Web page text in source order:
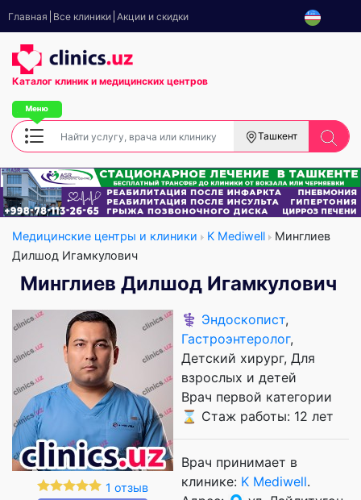
Главная Все клиники Акции и скидки
Каталог клиник и медицинских центров
Ташкент
Медицинские центры и клиники K Mediwell
Минглиев
Дилшод Игамкулович
Минглиев Дилшод Игамкулович
1 отзыв
⚕️ Эндоскопист,
Гастроэнтеролог,
Детский хирург, Для
взрослых и детей
Врач первой категории
⌛ Стаж работы: 12 лет
Врач принимает в
клинике: K Mediwell.